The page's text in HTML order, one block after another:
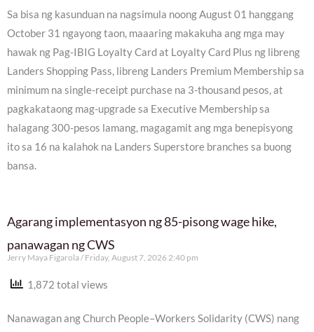
Sa bisa ng kasunduan na nagsimula noong August 01 hanggang
October 31 ngayong taon, maaaring makakuha ang mga may
hawak ng Pag-IBIG Loyalty Card at Loyalty Card Plus ng libreng
Landers Shopping Pass, libreng Landers Premium Membership sa
minimum na single-receipt purchase na 3-thousand pesos, at
pagkakataong mag-upgrade sa Executive Membership sa
halagang 300-pesos lamang, magagamit ang mga benepisyong
ito sa 16 na kalahok na Landers Superstore branches sa buong
bansa.
Agarang implementasyon ng 85-pisong wage hike,
panawagan ng CWS
Jerry Maya Figarola Friday, August 7, 2026 2:40 pm
1,872 total views
Nanawagan ang Church People–Workers Solidarity (CWS) nang